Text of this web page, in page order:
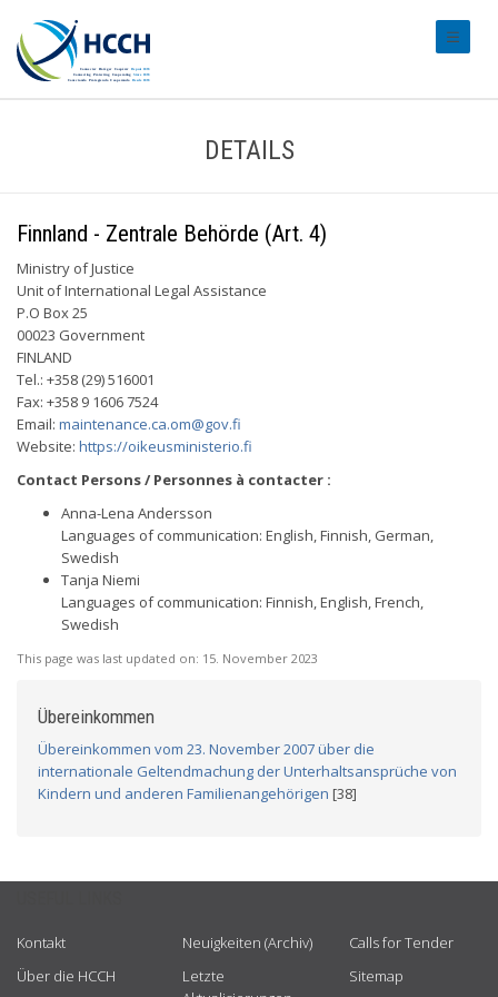
DETAILS
Finnland - Zentrale Behörde (Art. 4)
Ministry of Justice
Unit of International Legal Assistance
P.O Box 25
00023 Government
FINLAND
Tel.: +358 (29) 516001
Fax: +358 9 1606 7524
Email: maintenance.ca.om@gov.fi
Website: https://oikeusministerio.fi
Contact Persons / Personnes à contacter :
Anna-Lena Andersson
Languages of communication: English, Finnish, German,
Swedish
Tanja Niemi
Languages of communication: Finnish, English, French,
Swedish
This page was last updated on: 15. November 2023
Übereinkommen
Übereinkommen vom 23. November 2007 über die
internationale Geltendmachung der Unterhaltsansprüche von
Kindern und anderen Familienangehörigen [38]
Kontakt
Über die HCCH
Neuigkeiten (Archiv)
Letzte
Calls for Tender
Sitemap